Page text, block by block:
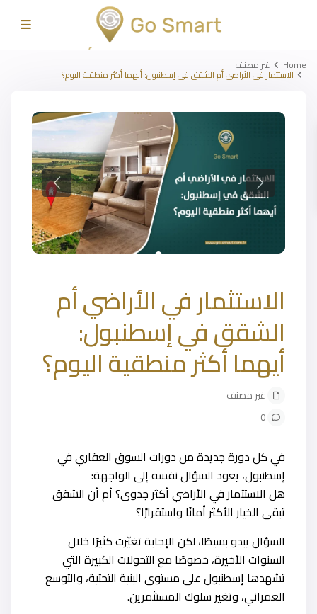
Home غير مصنف
الاستثمار في الأراضي أم الشقق في إسطنبول: أيهما أكثر منطقية اليوم؟
الاستثمار في الأراضي أم
الشقق في إسطنبول:
أيهما أكثر منطقية اليوم؟
غير مصنف
0
في كل دورة جديدة من دورات السوق العقاري في
إسطنبول، يعود السؤال نفسه إلى الواجهة:
هل الاستثمار في الأراضي أكثر جدوى؟ أم أن الشقق
تبقى الخيار الأكثر أمانًا واستقرارًا؟
السؤال يبدو بسيطًا، لكن الإجابة تغيّرت كثيرًا خلال
السنوات الأخيرة، خصوصًا مع التحولات الكبيرة التي
تشهدها إسطنبول على مستوى البنية التحتية، والتوسع
العمراني، وتغير سلوك المستثمرين.